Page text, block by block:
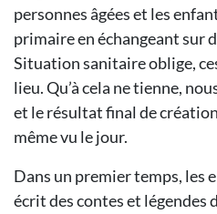
personnes âgées et les
primaire en échangeant sur
Situation sanitaire oblige,
lieu. Qu’à cela ne tienne,
et le résultat final de
même vu le jour.
Dans un premier temps, les
écrit des contes et légendes